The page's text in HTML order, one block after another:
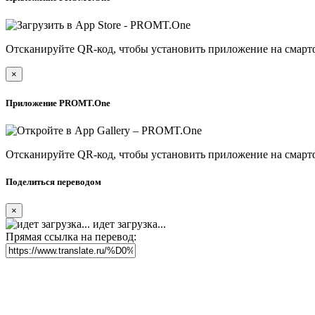
Отсканируйте QR-код, чтобы установить приложение на
×
Приложение PROMT.One
Отсканируйте QR-код, чтобы установить приложение на
Поделиться переводом
×
идет загрузка...
Прямая ссылка на перевод: